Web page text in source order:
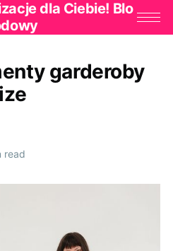
dla Ciebie! Blo
garderoby
read